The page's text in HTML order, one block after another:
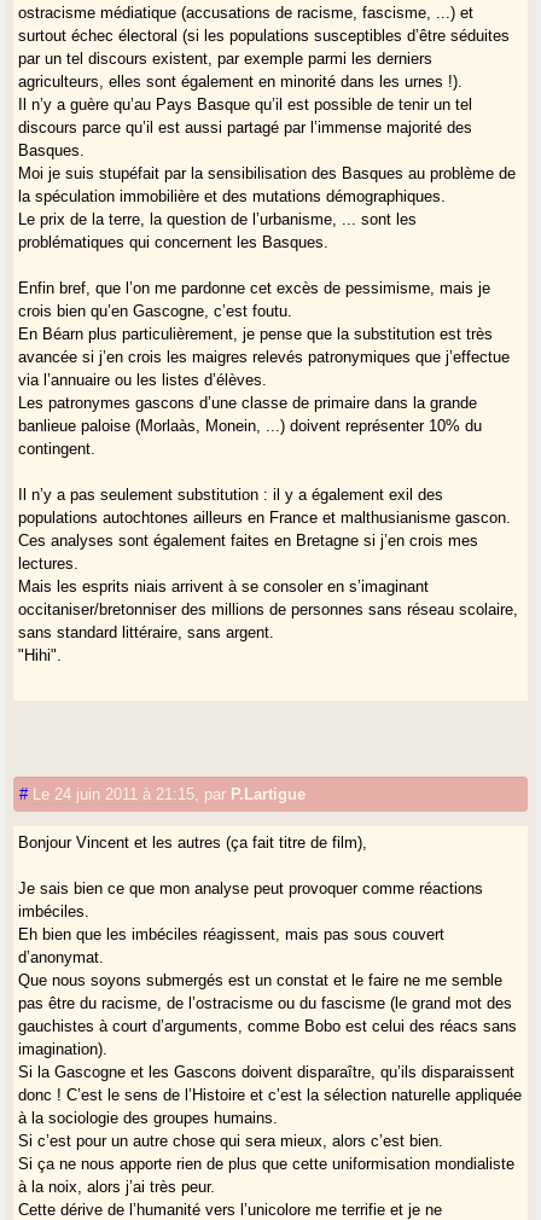
les fossoyeurs, du fait de leur nombre et de leur, déjà, suprématie dans
beaucoup d’endroits.
Amicalement.
ostracisme médiatique (accusations de racisme, fascisme, ...) et
surtout échec électoral (si les populations susceptibles d’être séduites
par un tel discours existent, par exemple parmi les derniers
agriculteurs, elles sont également en minorité dans les urnes !).
Il n’y a guère qu’au Pays Basque qu’il est possible de tenir un tel
discours parce qu’il est aussi partagé par l’immense majorité des
Basques.
Moi je suis stupéfait par la sensibilisation des Basques au problème de
la spéculation immobilière et des mutations démographiques.
Le prix de la terre, la question de l’urbanisme, ... sont les
problématiques qui concernent les Basques.
Enfin bref, que l’on me pardonne cet excès de pessimisme, mais je
crois bien qu’en Gascogne, c’est foutu.
En Béarn plus particulièrement, je pense que la substitution est très
avancée si j’en crois les maigres relevés patronymiques que j’effectue
via l’annuaire ou les listes d’élèves.
Les patronymes gascons d’une classe de primaire dans la grande
banlieue paloise (Morlaàs, Monein, ...) doivent représenter 10% du
contingent.
Il n’y a pas seulement substitution : il y a également exil des
populations autochtones ailleurs en France et malthusianisme gascon.
Ces analyses sont également faites en Bretagne si j’en crois mes
lectures.
Mais les esprits niais arrivent à se consoler en s’imaginant
occitaniser/bretonniser des millions de personnes sans réseau scolaire,
sans standard littéraire, sans argent.
"Hihi".
# Le 24 juin 2011 à 21:15 par P.Lartigue
Bonjour Vincent et les autres (ça fait titre de film),
Je sais bien ce que mon analyse peut provoquer comme réactions
imbéciles.
Eh bien que les imbéciles réagissent, mais pas sous couvert
d’anonymat.
Que nous soyons submergés est un constat et le faire ne me semble
pas être du racisme, de l’ostracisme ou du fascisme (le grand mot des
gauchistes à court d’arguments, comme Bobo est celui des réacs sans
imagination).
Si la Gascogne et les Gascons doivent disparaître, qu’ils disparaissent
donc ! C’est le sens de l’Histoire et c’est la sélection naturelle appliquée
à la sociologie des groupes humains.
Si c’est pour un autre chose qui sera mieux, alors c’est bien.
Si ça ne nous apporte rien de plus que cette uniformisation mondialiste
à la noix, alors j’ai très peur.
Cette dérive de l’humanité vers l’unicolore me terrifie et je ne